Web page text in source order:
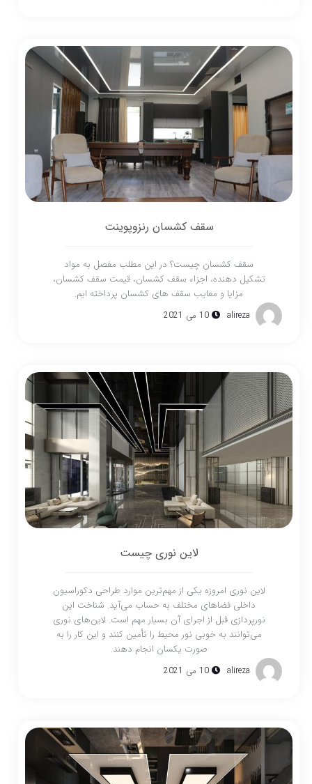
سقف کشسان رنزوپوینت
سقف کشسان چیست؟ در این مطلب مفصل به مواد
تشکیل دهنده، اجزاء سقف کشسان، قیمت سقف کشسان،
مزایا و معایب سقف های کشسان پرداخته ایم.
alireza 10 می 2021
لاین نوری چیست
لاین نوری امروزه یکی از مهم‌ترین موارد طراحی دکوراسیون
داخلی فضاهای مختلف به حساب می‌آید. شناخت این
نورپردازی قبل از اجرای آن بسیار مهم است. لاین‌های نوری
می‌توانند به خوبی نور محیط را تأمین کنند و این کار را به
صورت یکسان انجام دهند.
alireza 10 می 2021